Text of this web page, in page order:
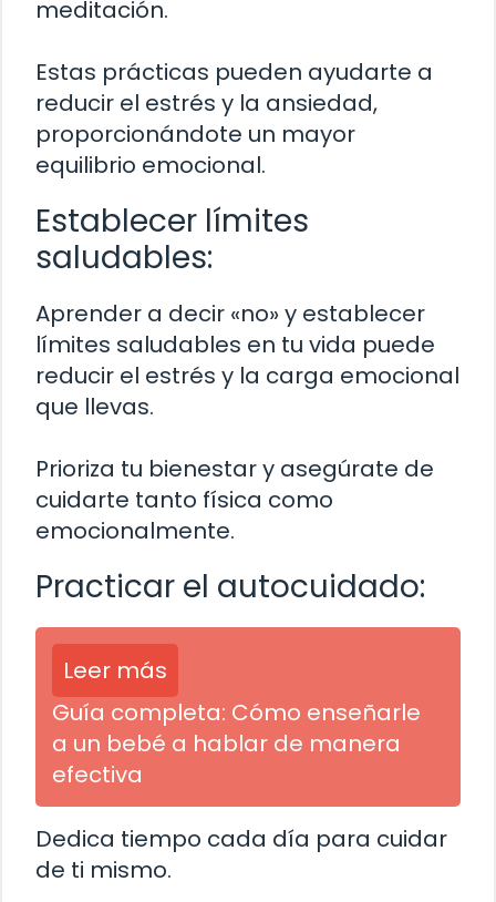
meditación.
Estas prácticas pueden ayudarte a
reducir el estrés y la ansiedad,
proporcionándote un mayor
equilibrio emocional.
Establecer límites
saludables:
Aprender a decir «no» y establecer
límites saludables en tu vida puede
reducir el estrés y la carga emocional
que llevas.
Prioriza tu bienestar y asegúrate de
cuidarte tanto física como
emocionalmente.
Practicar el autocuidado:
Leer más
Guía completa: Cómo enseñarle
a un bebé a hablar de manera
efectiva
Dedica tiempo cada día para cuidar
de ti mismo.